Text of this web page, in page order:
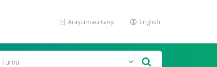
Araştırmacı Girişi English